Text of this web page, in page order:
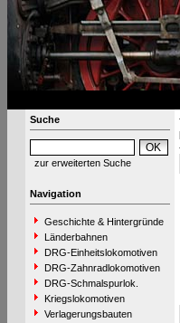
Suche
zur erweiterten Suche
Navigation
Geschichte & Hintergründe
Länderbahnen
DRG-Einheitslokomotiven
DRG-Zahnradlokomotiven
DRG-Schmalspurlok.
Kriegslokomotiven
Verlagerungsbauten